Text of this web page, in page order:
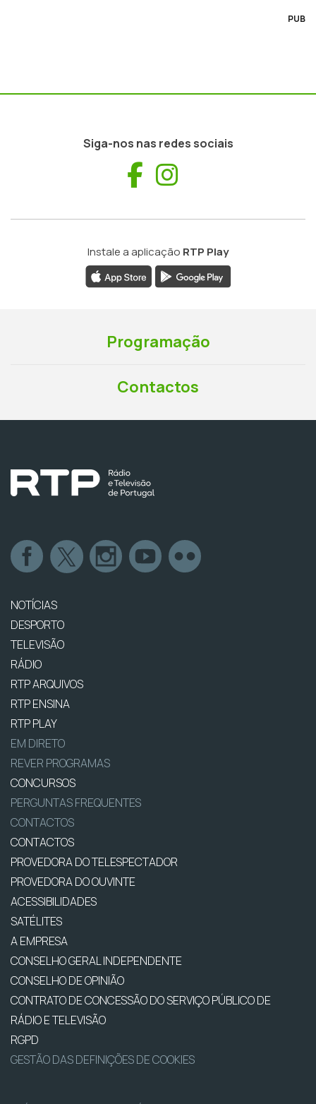
PUB
Siga-nos nas redes sociais
Facebook
Instale a aplicação RTP Play
Programação
Contactos
NOTÍCIAS
DESPORTO
TELEVISÃO
RÁDIO
RTP ARQUIVOS
RTP ENSINA
RTP PLAY
EM DIRETO
REVER PROGRAMAS
CONCURSOS
PERGUNTAS FREQUENTES
CONTACTOS
CONTACTOS
PROVEDORA DO TELESPECTADOR
PROVEDORA DO OUVINTE
ACESSIBILIDADES
SATÉLITES
A EMPRESA
CONSELHO GERAL INDEPENDENTE
CONSELHO DE OPINIÃO
CONTRATO DE CONCESSÃO DO SERVIÇO PÚBLICO DE
RÁDIO E TELEVISÃO
RGPD
GESTÃO DAS DEFINIÇÕES DE COOKIES